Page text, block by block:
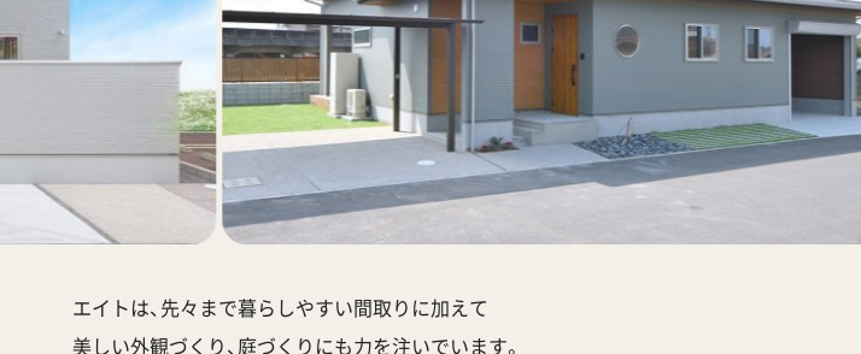
エイトは、先々まで暮らしやすい間取りに加えて
美しい外観づくり、庭づくりにも力を注いでいます。